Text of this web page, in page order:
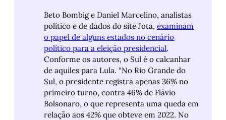
Beto Bombig e Daniel Marcelino, analistas
político e de dados do site Jota,examinam
o papel de alguns estados no cenário
político para a eleição presidencial.
Conforme os autores, o Sul é o calcanhar
de aquiles para Lula. “No Rio Grande do
Sul, o presidente registra apenas 36% no
primeiro turno, contra 46% de Flávio
Bolsonaro, o que representa uma queda em
relação aos 42% que obteve em 2022. No